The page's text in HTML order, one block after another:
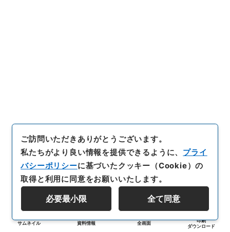
サムネイル 資料情報 全画面
印刷
ダウンロード
ご訪問いただきありがとうございます。
私たちがより良い情報を提供できるように、 プライ
バシーポリシーに基づいたクッキー（Cookie）の
取得と利用に同意をお願いいたします。
必要最小限 全て同意